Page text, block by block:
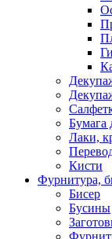
Бумага
Лаки,
Кисти
Фурнитура,
Бисер
Бусины